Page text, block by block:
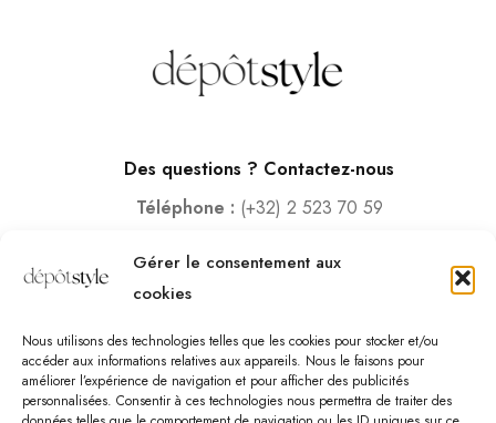
Gérer le consentement aux
cookies
Nous utilisons des technologies telles que les cookies pour stocker et/ou
accéder aux informations relatives aux appareils. Nous le faisons pour
améliorer l’expérience de navigation et pour afficher des publicités
personnalisées. Consentir à ces technologies nous permettra de traiter des
Des questions ? Contactez-nous
Téléphone : (+32) 2 523 70 59
Adresse : Rue des Deux Gares 6, 1070 Bruxelles
Lundi – Samedi :10:00 – 18:30
Vendredi :10:00-13:00 – 15:00 -18:30